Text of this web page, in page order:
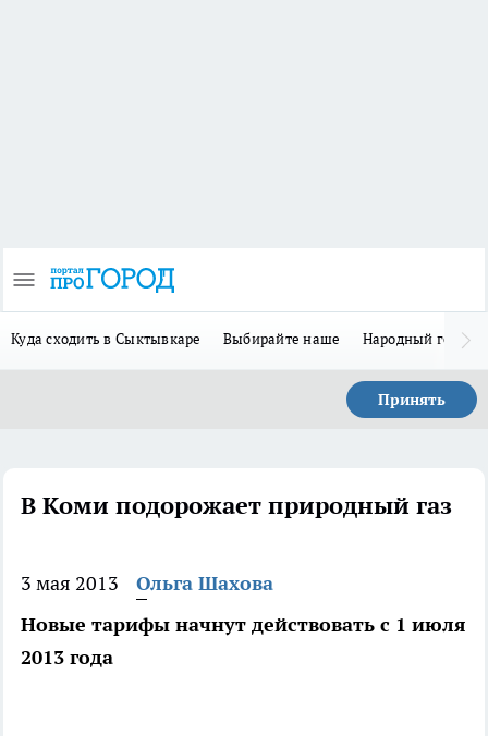
Куда сходить в Сыктывкаре Выбирайте наше Народный герой
Принять
В Коми подорожает природный газ
3 мая 2013
Ольга Шахова
Новые тарифы начнут действовать с 1 июля
2013 года